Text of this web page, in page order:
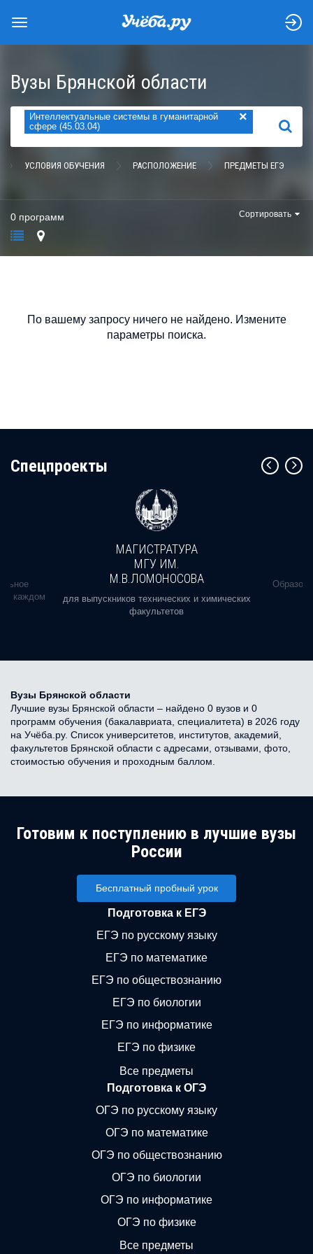
Вузы Брянской области
Интеллектуальные системы в гуманитарной
сфере (45.03.04)
×
НАЙТИ
УСЛОВИЯ ОБУЧЕНИЯ РАСПОЛОЖЕНИЕ ПРЕДМЕТЫ ЕГЭ
0 программ Сортировать
По вашему запросу ничего не найдено. Измените
параметры поиска.
Cпецпроекты
в каждом
МАГИСТРАТУРА
МГУ ИМ.
М.В.ЛОМОНОСОВА
для выпускников технических и химических
факультетов
Вузы Брянской области
Лучшие вузы Брянской области – найдено 0 вузов и 0
программ обучения (бакалавриата, специалитета) в 2026 году
на Учёба.ру. Список университетов, институтов, академий,
факультетов Брянской области с адресами, отзывами, фото,
стоимостью обучения и проходным баллом.
Готовим к поступлению в лучшие вузы
России
Бесплатный пробный урок
Подготовка к ЕГЭ
ЕГЭ по русскому языку
ЕГЭ по математике
ЕГЭ по обществознанию
ЕГЭ по биологии
ЕГЭ по информатике
ЕГЭ по физике
Все предметы
Подготовка к ОГЭ
ОГЭ по русскому языку
ОГЭ по математике
ОГЭ по обществознанию
ОГЭ по биологии
ОГЭ по информатике
ОГЭ по физике
Все предметы